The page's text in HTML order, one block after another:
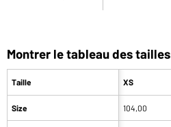
Montrer le tableau des tailles
Taille
Size
XS
104,00